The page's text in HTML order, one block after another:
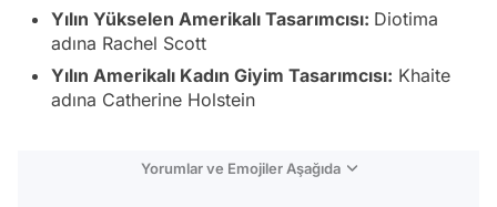
Yılın Yükselen Amerikalı Tasarımcısı: Diotima
adına Rachel Scott
Yılın Amerikalı Kadın Giyim Tasarımcısı: Khaite
adına Catherine Holstein
Yorumlar ve Emojiler Aşağıda